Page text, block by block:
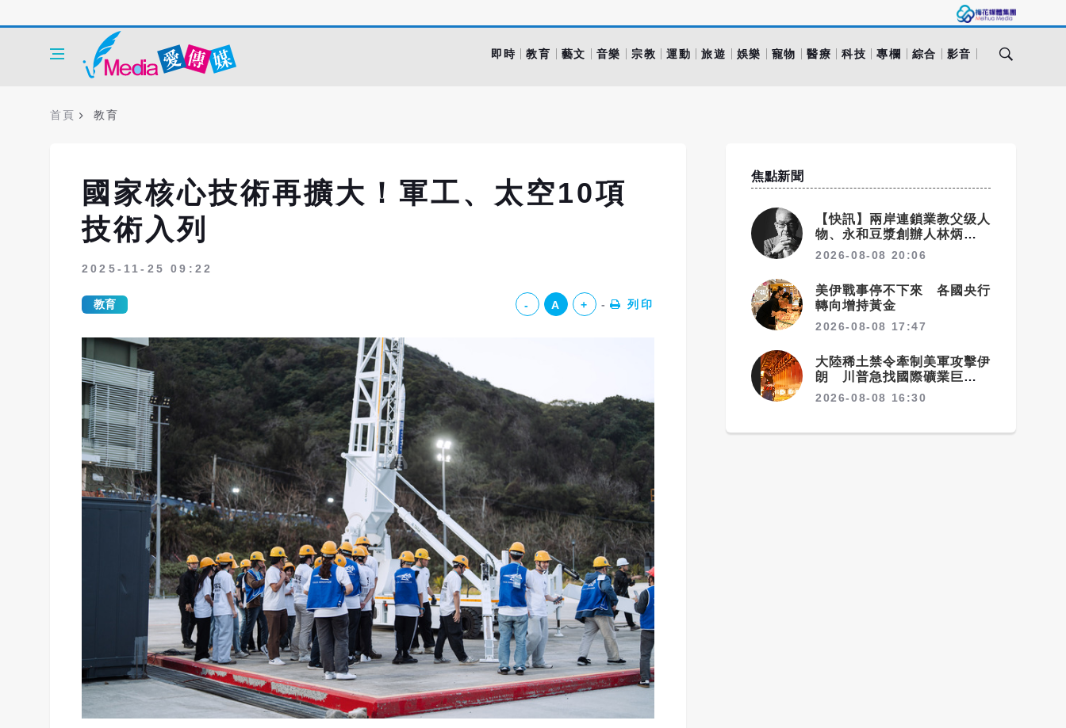
即時 教育 藝文 音樂 宗教 運動 旅遊 娛樂 寵物 醫療 科技 專欄 綜合 影音
首頁 教育
國家核心技術再擴大！軍工、太空10項
技術入列
2025-11-25 09:22
教育 - A + 列印
焦點新聞
【快訊】兩岸連鎖業教父级人
物、永和豆漿創辦人林炳生食
道癌病逝 享年70歲
2026-08-08 20:06
美伊戰事停不下來 各國央行
轉向增持黃金
2026-08-08 17:47
大陸稀土禁令牽制美軍攻擊伊
朗 川普急找國際礦業巨頭開
會反制
2026-08-08 16:30